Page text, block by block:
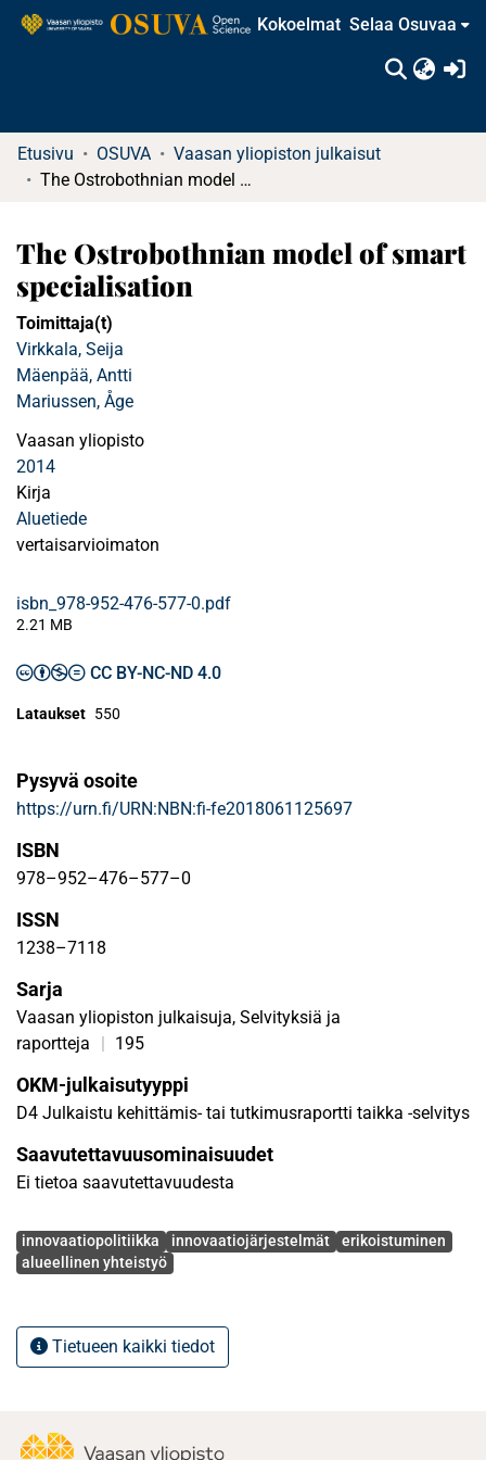
Kokoelmat Selaa Osuvaa
Etusivu OSUVA
Vaasan yliopiston julkaisut
The Ostrobothnian model of smart specialisation
The Ostrobothnian model of smart
specialisation
Toimittaja(t)
Virkkala, Seija
Mäenpää, Antti
Mariussen, Åge
Vaasan yliopisto
2014
Kirja
Aluetiede
vertaisarvioimaton
isbn_978-952-476-577-0.pdf
2.21 MB
CC BY-NC-ND 4.0
Lataukset 550
Pysyvä osoite
https://urn.fi/URN:NBN:fi-fe2018061125697
ISBN
978–952–476–577–0
ISSN
1238–7118
Sarja
Vaasan yliopiston julkaisuja, Selvityksiä ja
raportteja
| 195
OKM-julkaisutyyppi
D4 Julkaistu kehittämis- tai tutkimusraportti taikka -selvitys
Saavutettavuusominaisuudet
Ei tietoa saavutettavuudesta
Avainsanat
innovaatiopolitiikka innovaatiojärjestelmät
erikoistuminen
alueellinen yhteistyö
Tietueen kaikki tiedot